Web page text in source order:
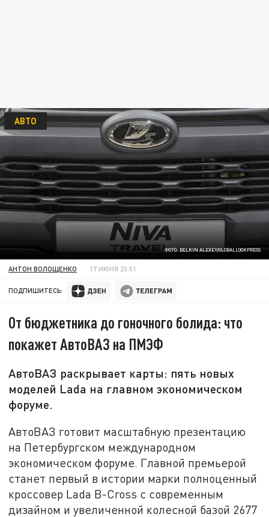
ФОТО: BELKIN ALEXEY/GLOBALLOOKPRESS
АВТО
АНТОН ВОЛОЩЕНКО 17 ИЮНЯ 23:51
ПОДПИШИТЕСЬ:
От бюджетника до гоночного болида: что
покажет АвтоВАЗ на ПМЭФ
АвтоВАЗ раскрывает карты: пять новых
моделей Lada на главном экономическом
форуме.
АвтоВАЗ готовит масштабную презентацию
на Петербургском международном
экономическом форуме. Главной премьерой
станет первый в истории марки полноценный
кроссовер Lada B-Cross с современным
дизайном и увеличенной колесной базой 2677